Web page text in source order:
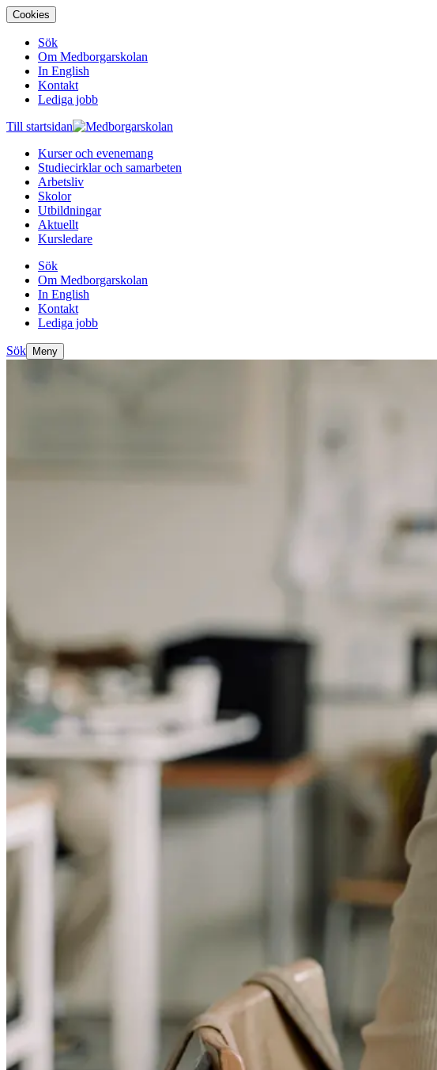
Cookies
Sök
Om Medborgarskolan
In English
Kontakt
Lediga jobb
Till startsidan
Kurser och evenemang
Studiecirklar och samarbeten
Arbetsliv
Skolor
Utbildningar
Aktuellt
Kursledare
Sök
Om Medborgarskolan
In English
Kontakt
Lediga jobb
Sök Meny